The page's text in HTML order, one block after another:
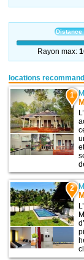
Distance
Rayon max:
locations
1
2